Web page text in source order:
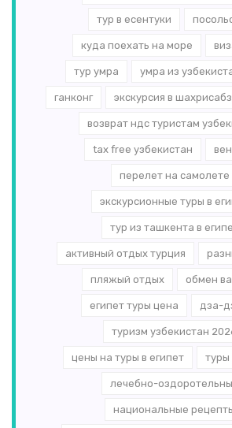
тур в есентуки
куда поехать на море
тур умра умра из
ганконг экскурсия в шахрисабз
возврат ндс туристам
tax free узбекистан
перелет на самолете
экскурсионные туры в
тур из ташкента в
активный отдых турция
пляжый отдых обмен
египет туры цена дза-
туризм узбекистан
цены на туры в египет туры
лечебно-
национальные